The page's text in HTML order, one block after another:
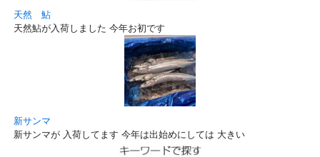
天然 鮎
天然鮎が入荷しました 今年お初です
新サンマ
新サンマが 入荷してます 今年は出始めにしては 大きい